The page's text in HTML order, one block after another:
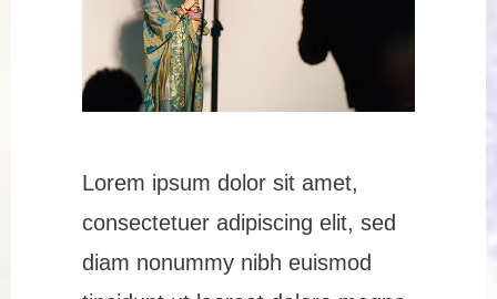
Lorem ipsum dolor sit amet,
consectetuer adipiscing elit, sed
diam nonummy nibh euismod